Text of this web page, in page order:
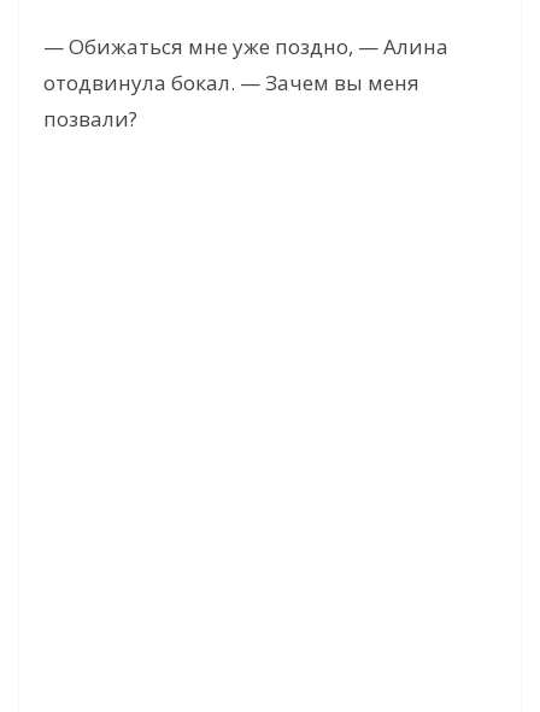
— Обижаться мне уже поздно, — Алина
отодвинула бокал. — Зачем вы меня
позвали?